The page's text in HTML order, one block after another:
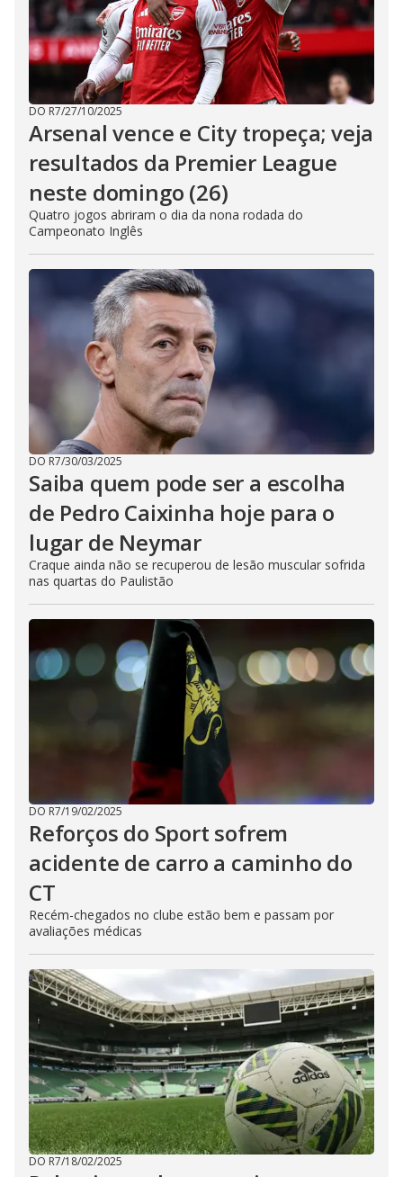
DO R7/27/10/2025
Arsenal vence e City tropeça; veja
resultados da Premier League
neste domingo (26)
Quatro jogos abriram o dia da nona rodada do
Campeonato Inglês
DO R7/30/03/2025
Saiba quem pode ser a escolha
de Pedro Caixinha hoje para o
lugar de Neymar
Craque ainda não se recuperou de lesão muscular sofrida
nas quartas do Paulistão
DO R7/19/02/2025
Reforços do Sport sofrem
acidente de carro a caminho do
CT
Recém-chegados no clube estão bem e passam por
avaliações médicas
DO R7/18/02/2025